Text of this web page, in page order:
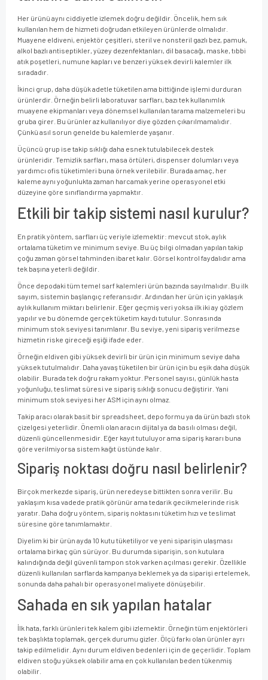
Her ürünü aynı ciddiyetle izlemek doğru değildir. Öncelik, hem sık
kullanılan hem de hizmeti doğrudan etkileyen ürünlerde olmalıdır.
Muayene eldiveni, enjektör çeşitleri, steril ve nonsteril gazlı bez, pamuk,
alkol bazlı antiseptikler, yüzey dezenfektanları, dil basacağı, maske, tıbbi
atık poşetleri, numune kapları ve benzeri yüksek devirli kalemler ilk
sıradadır.
İkinci grup, daha düşük adetle tüketilen ama bittiğinde işlemi durduran
ürünlerdir. Örneğin belirli laboratuvar sarfları, bazı tek kullanımlık
muayene ekipmanları veya dönemsel kullanılan tarama malzemeleri bu
gruba girer. Bu ürünler az kullanılıyor diye gözden çıkarılmamalıdır.
Çünkü asıl sorun genelde bu kalemlerde yaşanır.
Üçüncü grup ise takip sıklığı daha esnek tutulabilecek destek
ürünleridir. Temizlik sarfları, masa örtüleri, dispenser dolumları veya
yardımcı ofis tüketimleri buna örnek verilebilir. Burada amaç, her
kaleme aynı yoğunlukta zaman harcamak yerine operasyonel etki
düzeyine göre sınıflandırma yapmaktır.
Etkili bir takip sistemi nasıl kurulur?
En pratik yöntem, sarfları üç veriyle izlemektir: mevcut stok, aylık
ortalama tüketim ve minimum seviye. Bu üç bilgi olmadan yapılan takip
çoğu zaman görsel tahminden ibaret kalır. Görsel kontrol faydalıdır ama
tek başına yeterli değildir.
Önce depodaki tüm temel sarf kalemleri ürün bazında sayılmalıdır. Bu ilk
sayım, sistemin başlangıç referansıdır. Ardından her ürün için yaklaşık
aylık kullanım miktarı belirlenir. Eğer geçmiş veri yoksa ilk iki ay gözlem
yapılır ve bu dönemde gerçek tüketim kaydı tutulur. Sonrasında
minimum stok seviyesi tanımlanır. Bu seviye, yeni sipariş verilmezse
hizmetin riske gireceği eşiği ifade eder.
Örneğin eldiven gibi yüksek devirli bir ürün için minimum seviye daha
yüksek tutulmalıdır. Daha yavaş tüketilen bir ürün için bu eşik daha düşük
olabilir. Burada tek doğru rakam yoktur. Personel sayısı, günlük hasta
yoğunluğu, teslimat süresi ve sipariş sıklığı sonucu değiştirir. Yani
minimum stok seviyesi her ASM için aynı olmaz.
Takip aracı olarak basit bir spreadsheet, depo formu ya da ürün bazlı stok
çizelgesi yeterlidir. Önemli olan aracın dijital ya da basılı olması değil,
düzenli güncellenmesidir. Eğer kayıt tutuluyor ama sipariş kararı buna
göre verilmiyorsa sistem kağıt üstünde kalır.
Sipariş noktası doğru nasıl belirlenir?
Birçok merkezde sipariş, ürün neredeyse bittikten sonra verilir. Bu
yaklaşım kısa vadede pratik görünür ama tedarik gecikmelerinde risk
yaratır. Daha doğru yöntem, sipariş noktasını tüketim hızı ve teslimat
süresine göre tanımlamaktır.
Diyelim ki bir ürün ayda 10 kutu tüketiliyor ve yeni siparişin ulaşması
ortalama birkaç gün sürüyor. Bu durumda siparişin, son kutulara
kalındığında değil güvenli tampon stok varken açılması gerekir. Özellikle
düzenli kullanılan sarflarda kampanya beklemek ya da siparişi ertelemek,
sonunda daha pahalı bir operasyonel maliyete dönüşebilir.
Sahada en sık yapılan hatalar
İlk hata, farklı ürünleri tek kalem gibi izlemektir. Örneğin tüm enjektörleri
tek başlıkta toplamak, gerçek durumu gizler. Ölçü farkı olan ürünler ayrı
takip edilmelidir. Aynı durum eldiven bedenleri için de geçerlidir. Toplam
eldiven stoğu yüksek olabilir ama en çok kullanılan beden tükenmiş
olabilir.